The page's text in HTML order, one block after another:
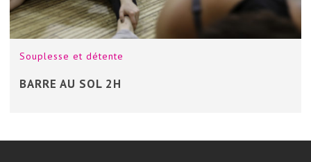
Souplesse et détente
BARRE AU SOL 2H